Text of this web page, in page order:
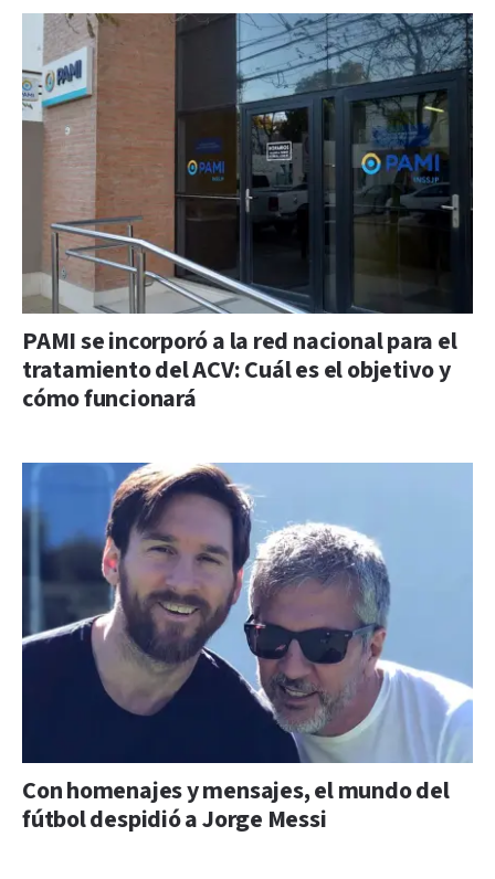
PAMI se incorporó a la red nacional para el
tratamiento del ACV: Cuál es el objetivo y
cómo funcionará
Con homenajes y mensajes, el mundo del
fútbol despidió a Jorge Messi